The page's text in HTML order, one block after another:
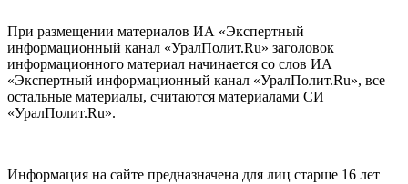
При размещении материалов ИА «Экспертный
информационный канал «УралПолит.Ru» заголовок
информационного материал начинается со слов ИА
«Экспертный информационный канал «УралПолит.Ru», все
остальные материалы, считаются материалами СИ
«УралПолит.Ru».
Информация на сайте предназначена для лиц старше 16 лет